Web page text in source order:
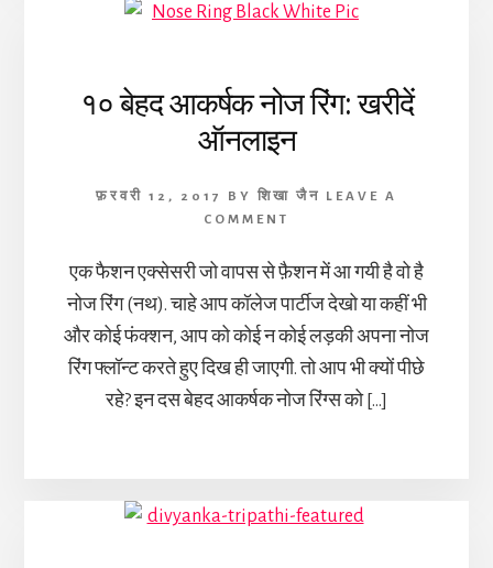
१० बेहद आकर्षक नोज रिंग: खरीदें
ऑनलाइन
फ़रवरी 12, 2017 BY शिखा जैन
LEAVE A
COMMENT
एक फैशन एक्सेसरी जो वापस से फ़ैशन में आ गयी है वो है
नोज रिंग (नथ). चाहे आप कॉलेज पार्टीज देखो या कहीं भी
और कोई फंक्शन, आप को कोई न कोई लड़की अपना नोज
रिंग फ्लॉन्ट करते हुए दिख ही जाएगी. तो आप भी क्यों पीछे
रहे? इन दस बेहद आकर्षक नोज रिंग्स को […]